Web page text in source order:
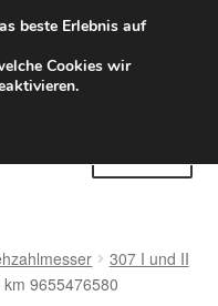
6 EUR
9-16 Uhr
307 I und II
9655476580
beste Erlebnis auf
Cookies wir